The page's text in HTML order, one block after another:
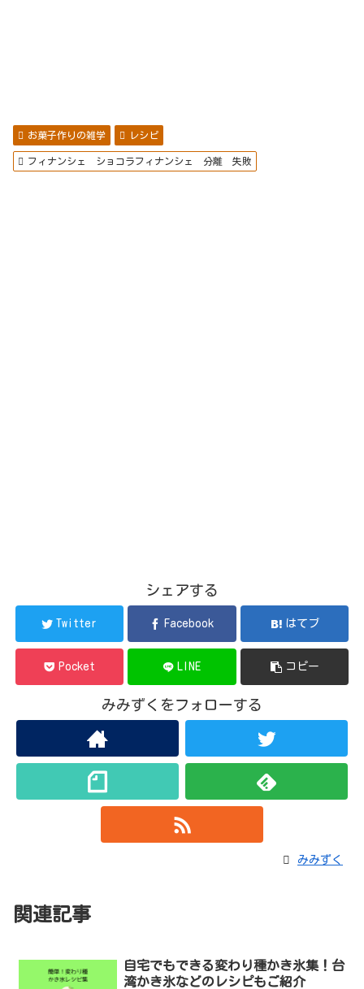
お菓子作りの雑学 レシピ
フィナンシェ ショコラフィナンシェ 分離 失敗
シェアする
Twitter Facebook はてブ
Pocket LINE コピー
みみずくをフォローする
みみずく
関連記事
自宅でもできる変わり種かき氷集！台
湾かき氷などのレシピもご紹介